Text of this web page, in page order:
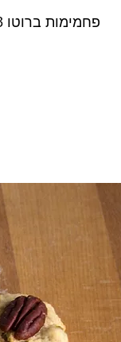
פחמימות ברוטו 33 | פחמימות נטו 11 | שומן 163 | חלבון 27 | יחס קיטו 4.4